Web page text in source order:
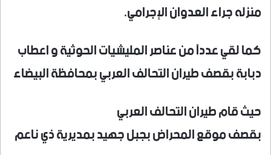
منزله جراء العدوان الإجرامي.
كما لقي عددآ من عناصر المليشيات الحوثية و اعطاب
دبابة بقصف طيران التحالف العربي بمحافظة البيضاء
حيث قام طيران التحالف العربي
بقصف موقع المحراض بجبل جهيد بمديرية ذي ناعم